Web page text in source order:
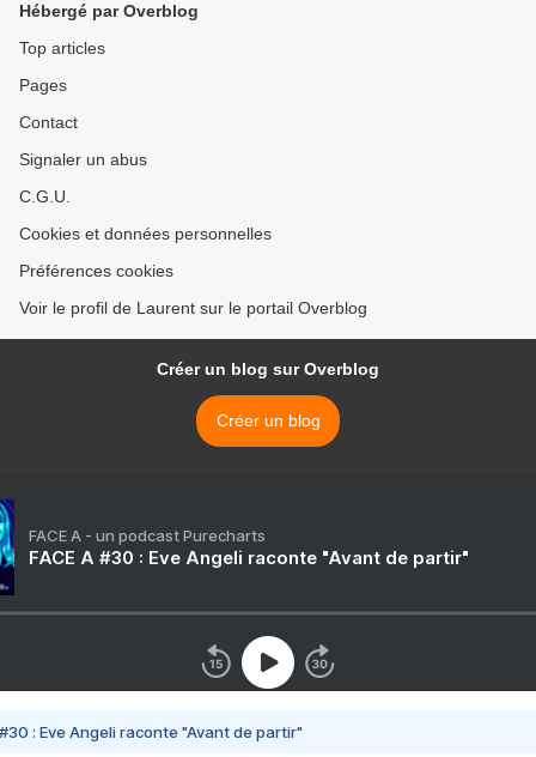
Hébergé par Overblog
Top articles
Pages
Contact
Signaler un abus
C.G.U.
Cookies et données personnelles
Préférences cookies
Voir le profil de Laurent sur le portail Overblog
Créer un blog sur Overblog
Créer un blog
FACE A - un podcast Purecharts
FACE A #30 : Eve Angeli raconte "Avant de partir"
#30 : Eve Angeli raconte "Avant de partir"